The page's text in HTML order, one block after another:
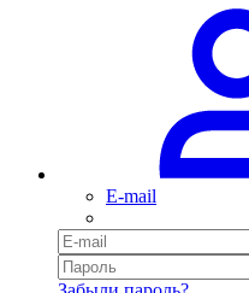
E-mail